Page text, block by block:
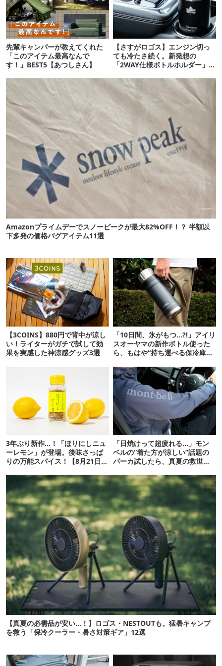
先輩キャンパーが教えてくれた
「このアイテム最高なんで
す！」BEST5【あつしさん】
【さすがロゴス】エンジン切っ
ても冷たさ続く。新発想の
「2WAY仕様ボトルホルダー」が
Amazonプライムデーでスノーピークが最大82%OFF！？ 半額以
下多発の価格バグアイテム11選
【3COINS】880円で背中が涼し
い！ライターがガチで試して効
果を実感した神涼感グッズ3選
「10日間、氷がもつ…?!」アイリ
スオーヤマの新作ボトル使った
ら、もはや“持ち運べる保冷庫
3年ぶり新作…！「ほりにしニュ
ーレモン」が登場。後味さっぱ
りの万能スパイス！【8月21日発
「日焼けって超疲れる…」モン
ベルの“着た方が涼しい”話題の
パーカ試したら、真夏の救世主
【真夏の必需品が安い…！】ロゴス・NESTOUTも。猛暑キャンプ
を救う「保冷クーラー・暑さ対策ギア」12選